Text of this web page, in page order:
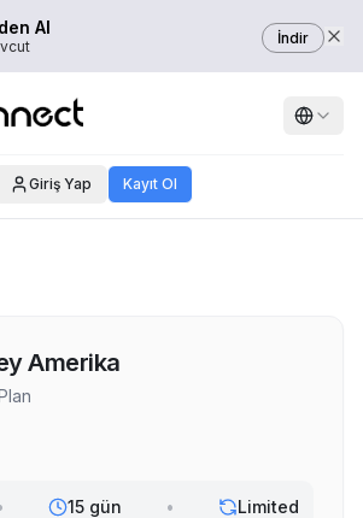
Al
İndir
Giriş Yap Kayıt Ol
Amerika
15 gün • Limited